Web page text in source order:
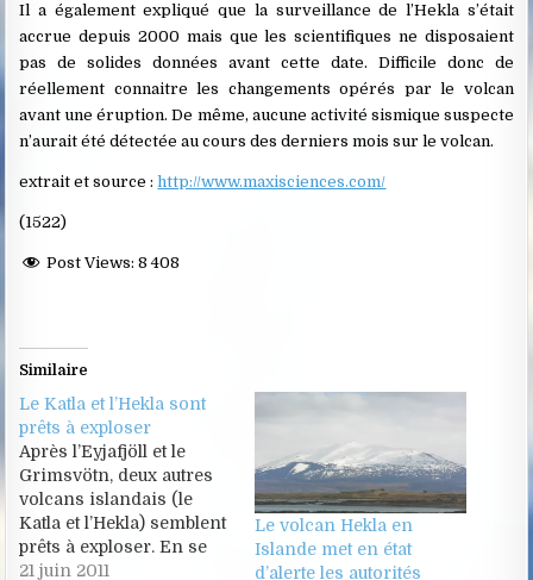
Il a également expliqué que la surveillance de l’Hekla s’était
accrue depuis 2000 mais que les scientifiques ne disposaient
pas de solides données avant cette date. Difficile donc de
réellement connaitre les changements opérés par le volcan
avant une éruption. De même, aucune activité sismique suspecte
n’aurait été détectée au cours des derniers mois sur le volcan.
extrait et source :http://www.maxisciences.com/
(1522)
Post Views: 8 408
Similaire
Le Katla et l’Hekla sont
prêts à exploser
Après l’Eyjafjöll et le
Grimsvötn, deux autres
volcans islandais (le
Katla et l’Hekla) semblent
prêts à exploser. En se
fondant sur des
21 juin 2011
Le volcan Hekla en
Islande met en état
d’alerte les autorités